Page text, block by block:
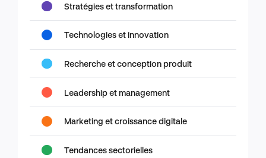
Stratégies et transformation
Technologies et innovation
Recherche et conception produit
Leadership et management
Marketing et croissance digitale
Tendances sectorielles